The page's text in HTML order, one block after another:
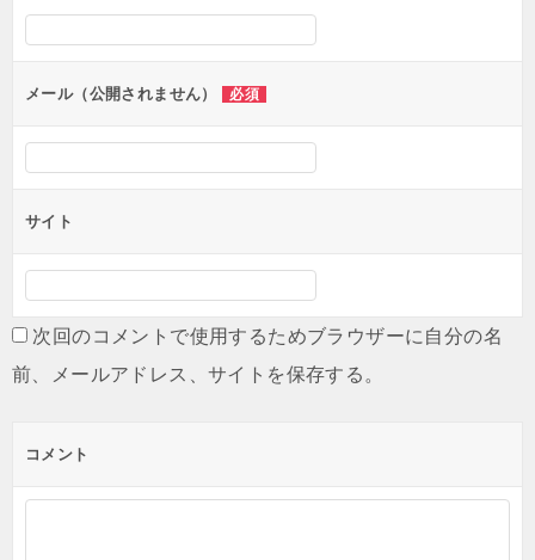
シ
ンメール（公開されません） 必須
サイト
次回のコメントで使用するためブラウザーに自分の名
前、メールアドレス、サイトを保存する。
コメント